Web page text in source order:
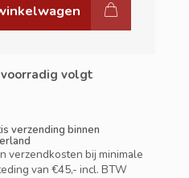
volgt
verzending binnen
verzendkosten bij minimale
van €45,- incl. BTW